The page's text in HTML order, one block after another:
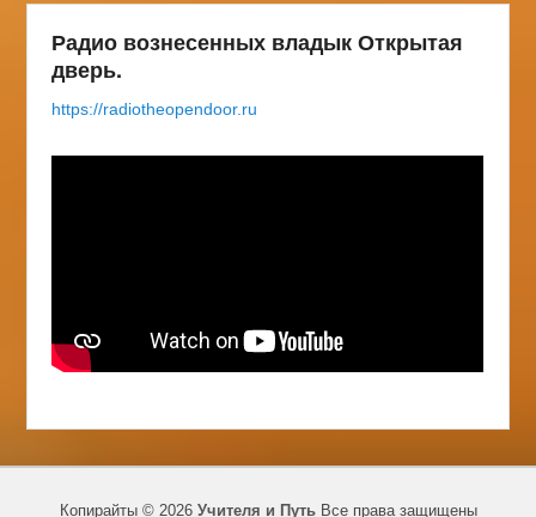
Радио вознесенных владык Открытая
дверь.
https://radiotheopendoor.ru
Копирайты © 2026 Учителя и ПутьВсе права защищены